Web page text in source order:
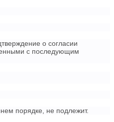
о согласии
с последующим
порядке, не подлежит.